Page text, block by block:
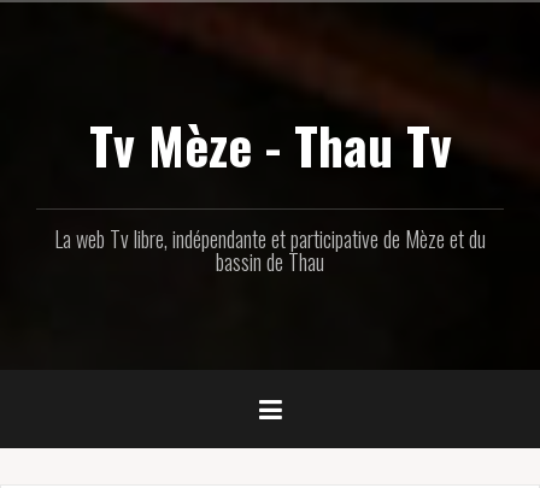
Tv Mèze - Thau Tv
La web Tv libre, indépendante et participative de Mèze et du
bassin de Thau